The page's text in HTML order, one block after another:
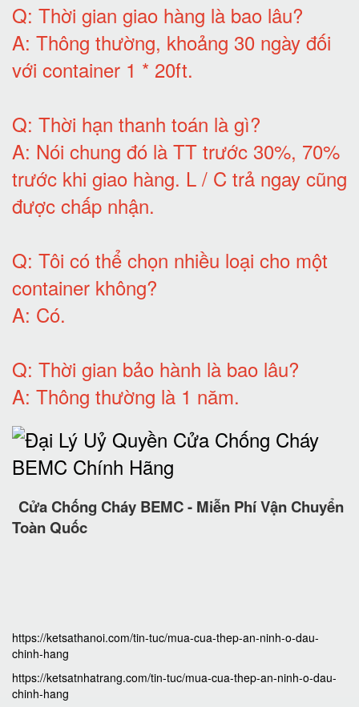
Q: Thời gian giao hàng là bao lâu?
A: Thông thường, khoảng 30 ngày đối
với container 1 * 20ft.
Q: Thời hạn thanh toán là gì?
A: Nói chung đó là TT trước 30%, 70%
trước khi giao hàng. L / C trả ngay cũng
được chấp nhận.
Q: Tôi có thể chọn nhiều loại cho một
container không?
A: Có.
Q: Thời gian bảo hành là bao lâu?
A: Thông thường là 1 năm.
Cửa Chống Cháy BEMC - Miễn Phí Vận Chuyển
Toàn Quốc
https://ketsathanoi.com/tin-tuc/mua-cua-thep-an-ninh-o-dau-
chinh-hang
https://ketsatnhatrang.com/tin-tuc/mua-cua-thep-an-ninh-o-dau-
chinh-hang